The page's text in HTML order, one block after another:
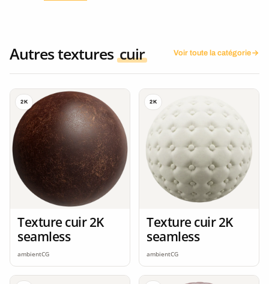
Autres textures cuir Voir toute la catégorie
2K
Texture cuir 2K
seamless
ambientCG
2K
Texture cuir 2K
seamless
ambientCG